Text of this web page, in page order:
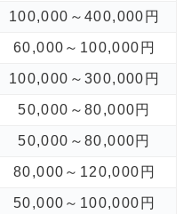
100,000～400,000円
60,000～100,000円
100,000～300,000円
50,000～80,000円
50,000～80,000円
80,000～120,000円
50,000～100,000円